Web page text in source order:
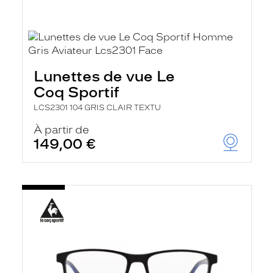
Lunettes de vue Le
Coq Sportif
LCS2301 104 GRIS CLAIR TEXTU
À partir de
149,00 €